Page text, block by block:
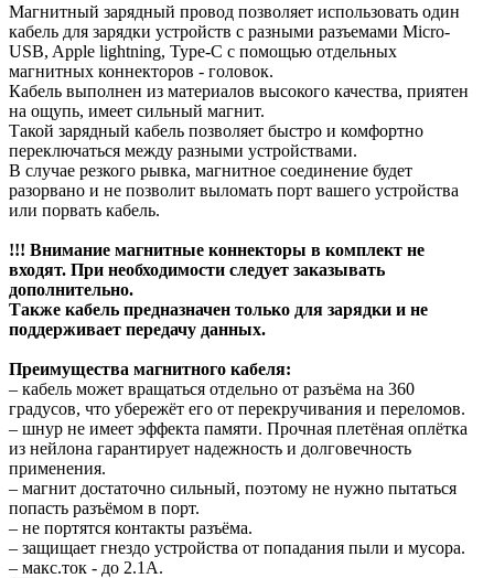
Магнитный зарядный провод позволяет использовать один
кабель для зарядки устройств с разными разъемами Micro-
USB, Apple lightning, Type-C с помощью отдельных
магнитных коннекторов - головок.
Кабель выполнен из материалов высокого качества, приятен
на ощупь, имеет сильный магнит.
Такой зарядный кабель позволяет быстро и комфортно
переключаться между разными устройствами.
В случае резкого рывка, магнитное соединение будет
разорвано и не позволит выломать порт вашего устройства
или порвать кабель.
!!! Внимание магнитные коннекторы в комплект не
входят. При необходимости следует заказывать
дополнительно.
Также кабель предназначен только для зарядки и не
поддерживает передачу данных.
Преимущества магнитного кабеля:
– кабель может вращаться отдельно от разъёма на 360
градусов, что убережёт его от перекручивания и переломов.
– шнур не имеет эффекта памяти. Прочная плетёная оплётка
из нейлона гарантирует надежность и долговечность
применения.
– магнит достаточно сильный, поэтому не нужно пытаться
попасть разъёмом в порт.
– не портятся контакты разъёма.
– защищает гнездо устройства от попадания пыли и мусора.
– макс.ток - до 2.1А.